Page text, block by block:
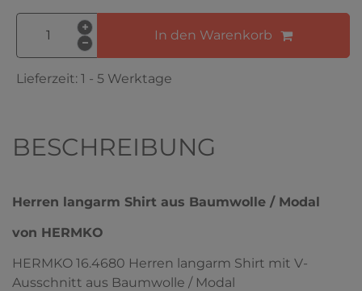
In den Warenkorb
Lieferzeit: 1 - 5 Werktage
BESCHREIBUNG
Herren langarm Shirt aus Baumwolle / Modal
von HERMKO
HERMKO 16.4680 Herren langarm Shirt mit V-
Ausschnitt aus Baumwolle / Modal